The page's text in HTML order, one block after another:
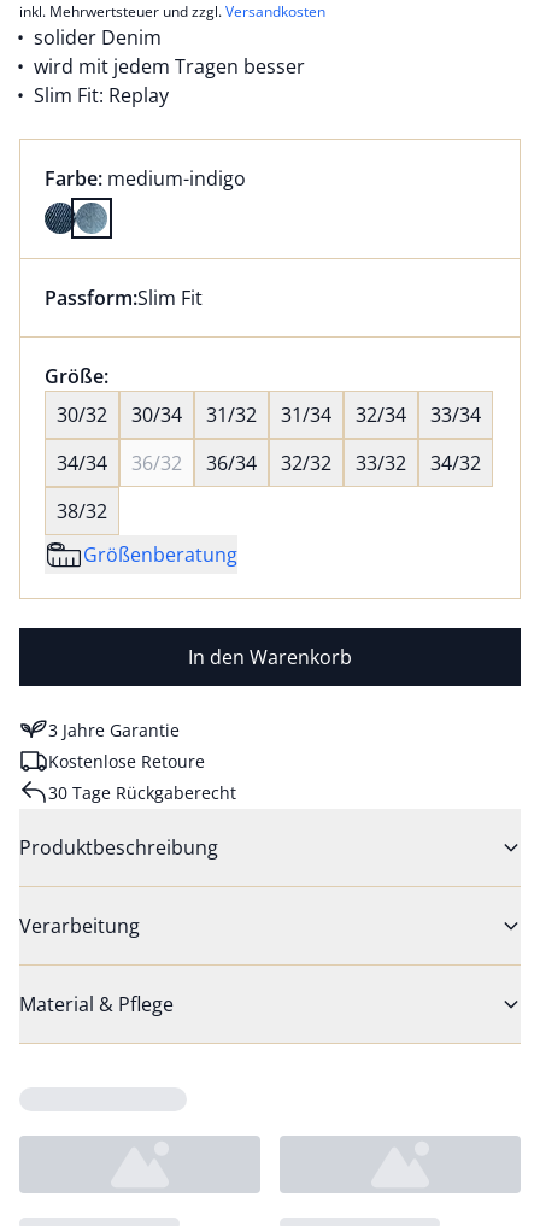
inkl. Mehrwertsteuer und zzgl.Versandkosten
solider Denim
wird mit jedem Tragen besser
Slim Fit: Replay
Farbauswahl:
Farbe: aktuell ausgewählt:
medium-indigo
Farbe medium-indigo ausgewählt
Dieser Artikel hat die Passform Slim Fit. für
Passform:Slim Fit
Größenauswahl:
Größe:nichts ausgewählt
30/32
30/34 31/32 31/34 32/34
33/34
34/34
36/32 36/34 32/32 33/32
34/32
38/32
Größenberatung
In den Warenkorb
3 Jahre Garantie
Kostenlose Retoure
30 Tage Rückgaberecht
Produktbeschreibung
Verarbeitung
Material & Pflege